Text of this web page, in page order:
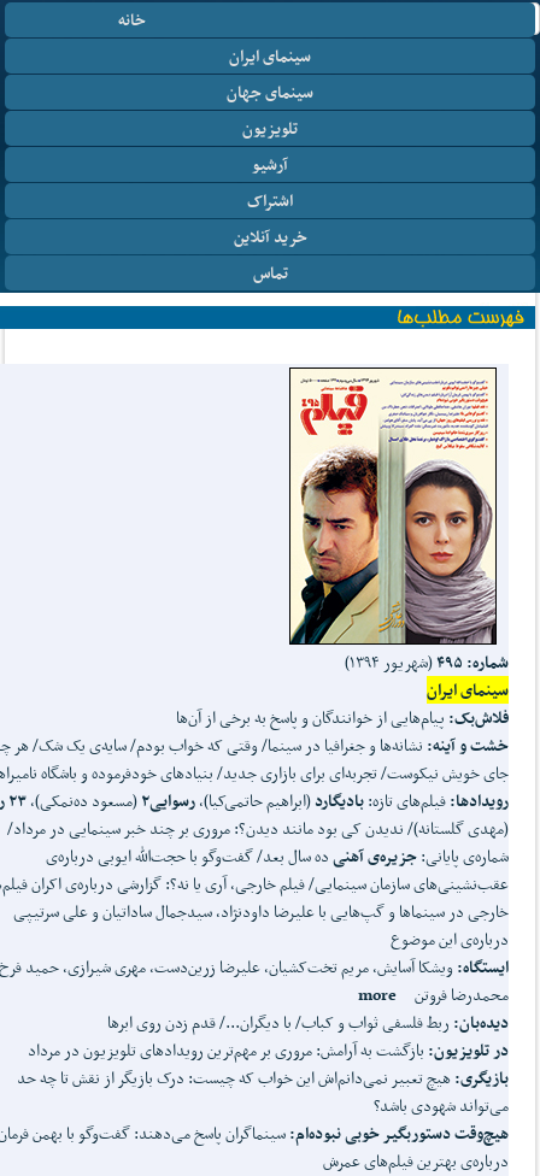
خانه
سینمای ایران
سینمای جهان
تلویزیون
آرشیو
اشتراک
خرید آنلاین
تماس
شماره: ۴۹۵
(شهریور ۱۳۹۴)
سینمای ایران
فلاشبک: پیام‌هایی از خوانندگان و پاسخ به برخی از آن‌ها
خشت و آینه: نشانه‌ها و جغرافیا در سینما/ وقتی که خواب بودم/ سایه‌ی‌ یک شک/ هر
جای خویش نیکوست/ تجربه‌ای برای بازاری جدید/ بنیادهای خودفرموده و باشگاه
رویدادها:فیلم‌های تازه:بادیگارد(ابراهیم حاتمی‌کیا)،رسوایی۲ (مسعود ده‌نمکی)،۲۳ روز
(مهدی گلستانه)/ ندیدن کی بود مانند دیدن؟: مروری بر چند خبر سینمایی در مرداد/
شماره‌ی‌ پایانی:جزیره‌ی‌ آهنیده سال بعد/ گفت‌وگو با حجت‌الله ایوبی درباره‌ی‌
عقب‌نشینی‌های سازمان سینمایی/ فیلم خارجی، آری یا نه؟: گزارشی درباره‌ی‌ اکران
خارجی در سینماها و گپ‌هایی با علیرضا داودنژاد، سیدجمال ساداتیان و علی سرتیپی
درباره‌ی‌ این موضوع
ایستگاه: ویشکا آسایش، مریم تخت‌کشیان، علیرضا زرین‌دست، مهری شیرازی، حمید
محمدرضا فروتنmore
دیدهبان: ربط فلسفی ثواب و کباب/ با دیگران.../ قدم زدن روی ابرها
در تلویزیون: بازگشت به آرامش: مروری بر مهم‌ترین رویدادهای تلویزیون در مرداد
بازیگری:هیچ تعبیر نمی‌دانم‌اش این خواب که چیست: درک بازیگر از نقش تا چه حد
می‌تواند شهودی باشد؟
هیچوقت دستوربگیر خوبی نبودهام:سینماگران پاسخ می‌دهند: گفت‌وگو با بهمن
درباره‌ی‌ بهترین فیلم‌های عمرش